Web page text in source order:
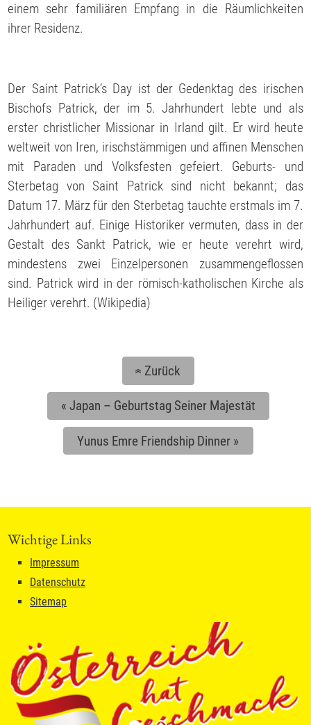
einem sehr familiären Empfang in die Räumlichkeiten
ihrer Residenz.
Der Saint Patrick’s Day ist der Gedenktag des irischen
Bischofs Patrick, der im 5. Jahrhundert lebte und als
erster christlicher Missionar in Irland gilt. Er wird heute
weltweit von Iren, irischstämmigen und affinen Menschen
mit Paraden und Volksfesten gefeiert. Geburts- und
Sterbetag von Saint Patrick sind nicht bekannt; das
Datum 17. März für den Sterbetag tauchte erstmals im 7.
Jahrhundert auf. Einige Historiker vermuten, dass in der
Gestalt des Sankt Patrick, wie er heute verehrt wird,
mindestens zwei Einzelpersonen zusammengeflossen
sind. Patrick wird in der römisch-katholischen Kirche als
Heiliger verehrt. (Wikipedia)
«Zurück
« Japan – Geburtstag Seiner Majestät
Yunus Emre Friendship Dinner »
Wichtige Links
Impressum
Datenschutz
Sitemap